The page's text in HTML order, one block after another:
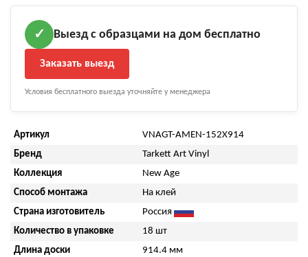
✓ Выезд с образцами на дом бесплатно
Заказать выезд
Условия бесплатного выезда уточняйте у менеджера
Артикул
VNAGT-AMEN-152X914
Бренд
Tarkett Art Vinyl
Коллекция
New Age
Способ монтажа
На клей
Страна изготовитель
Россия
Количество в упаковке
18 шт
Длина доски
914.4 мм